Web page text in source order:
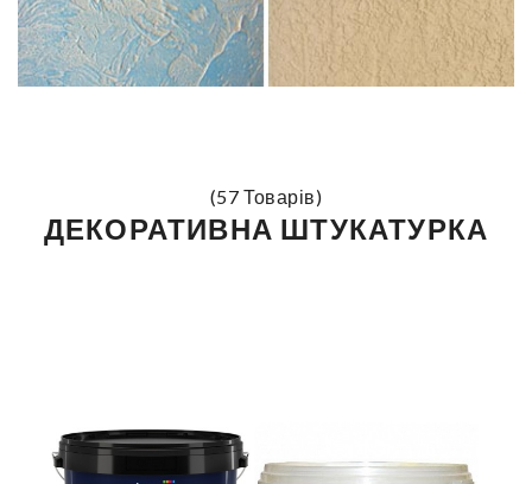
(57 Товарів)
ДЕКОРАТИВНА ШТУКАТУРКА